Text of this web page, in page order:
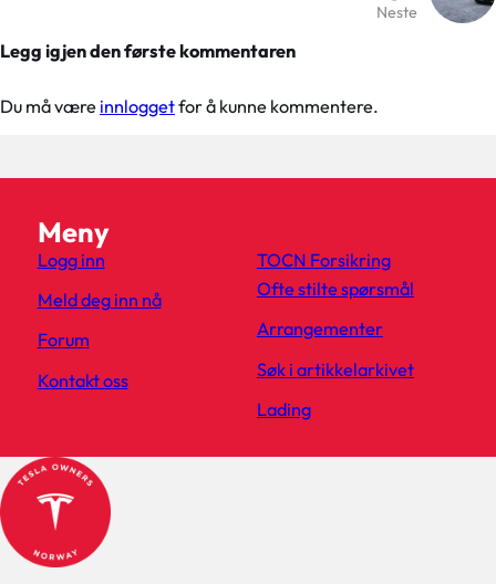
Neste
Legg igjen den første kommentaren
Du må være innloggetfor å kunne kommentere.
Meny
Logg inn
Meld deg inn nå
Forum
Kontakt oss
TOCN Forsikring
Ofte stilte spørsmål
Arrangementer
Søk i artikkelarkivet
Lading